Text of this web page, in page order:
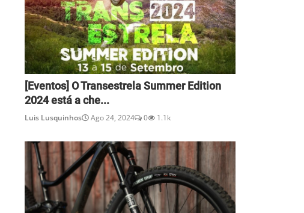
[Eventos] O Transestrela Summer Edition
2024 está a che...
Luis Lusquinhos Ago 24, 2024 0 1.1k